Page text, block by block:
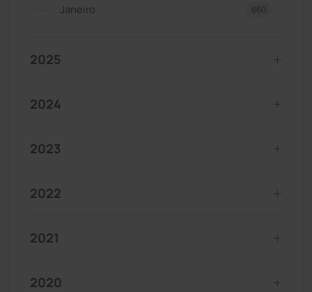
Janeiro 660
2025
2024
2023
2022
2021
2020